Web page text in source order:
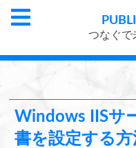
つなぐで
Windows IISサ
書を設定する方